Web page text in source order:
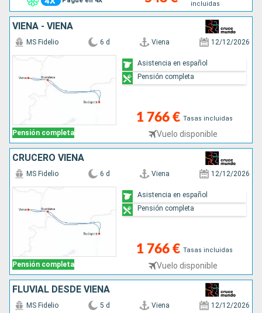
buscan encuentros, destinos ricos en historia y una experiencia
más humana e íntima.
incluidas
VIENA - VIENA
Pensión completa
MS Fidelio 6 d Viena 12/12/2026
1 766 € Tasas incluidas
Vuelo disponible
Asistencia en español
Pensión completa
CRUCERO VIENA
Pensión completa
MS Fidelio 6 d Viena 12/12/2026
1 766 € Tasas incluidas
Vuelo disponible
Asistencia en español
Pensión completa
FLUVIAL DESDE VIENA
MS Fidelio 5 d Viena 12/12/2026